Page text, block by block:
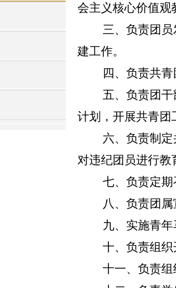
会主义核心价值观
三、负责团
建工作。
四、负责共
五、负责团
计划，开展共青团
六、负责制
对违纪团员进行教
七、负责定
八、负责团
九、实施青
十、负责组
十一、负责